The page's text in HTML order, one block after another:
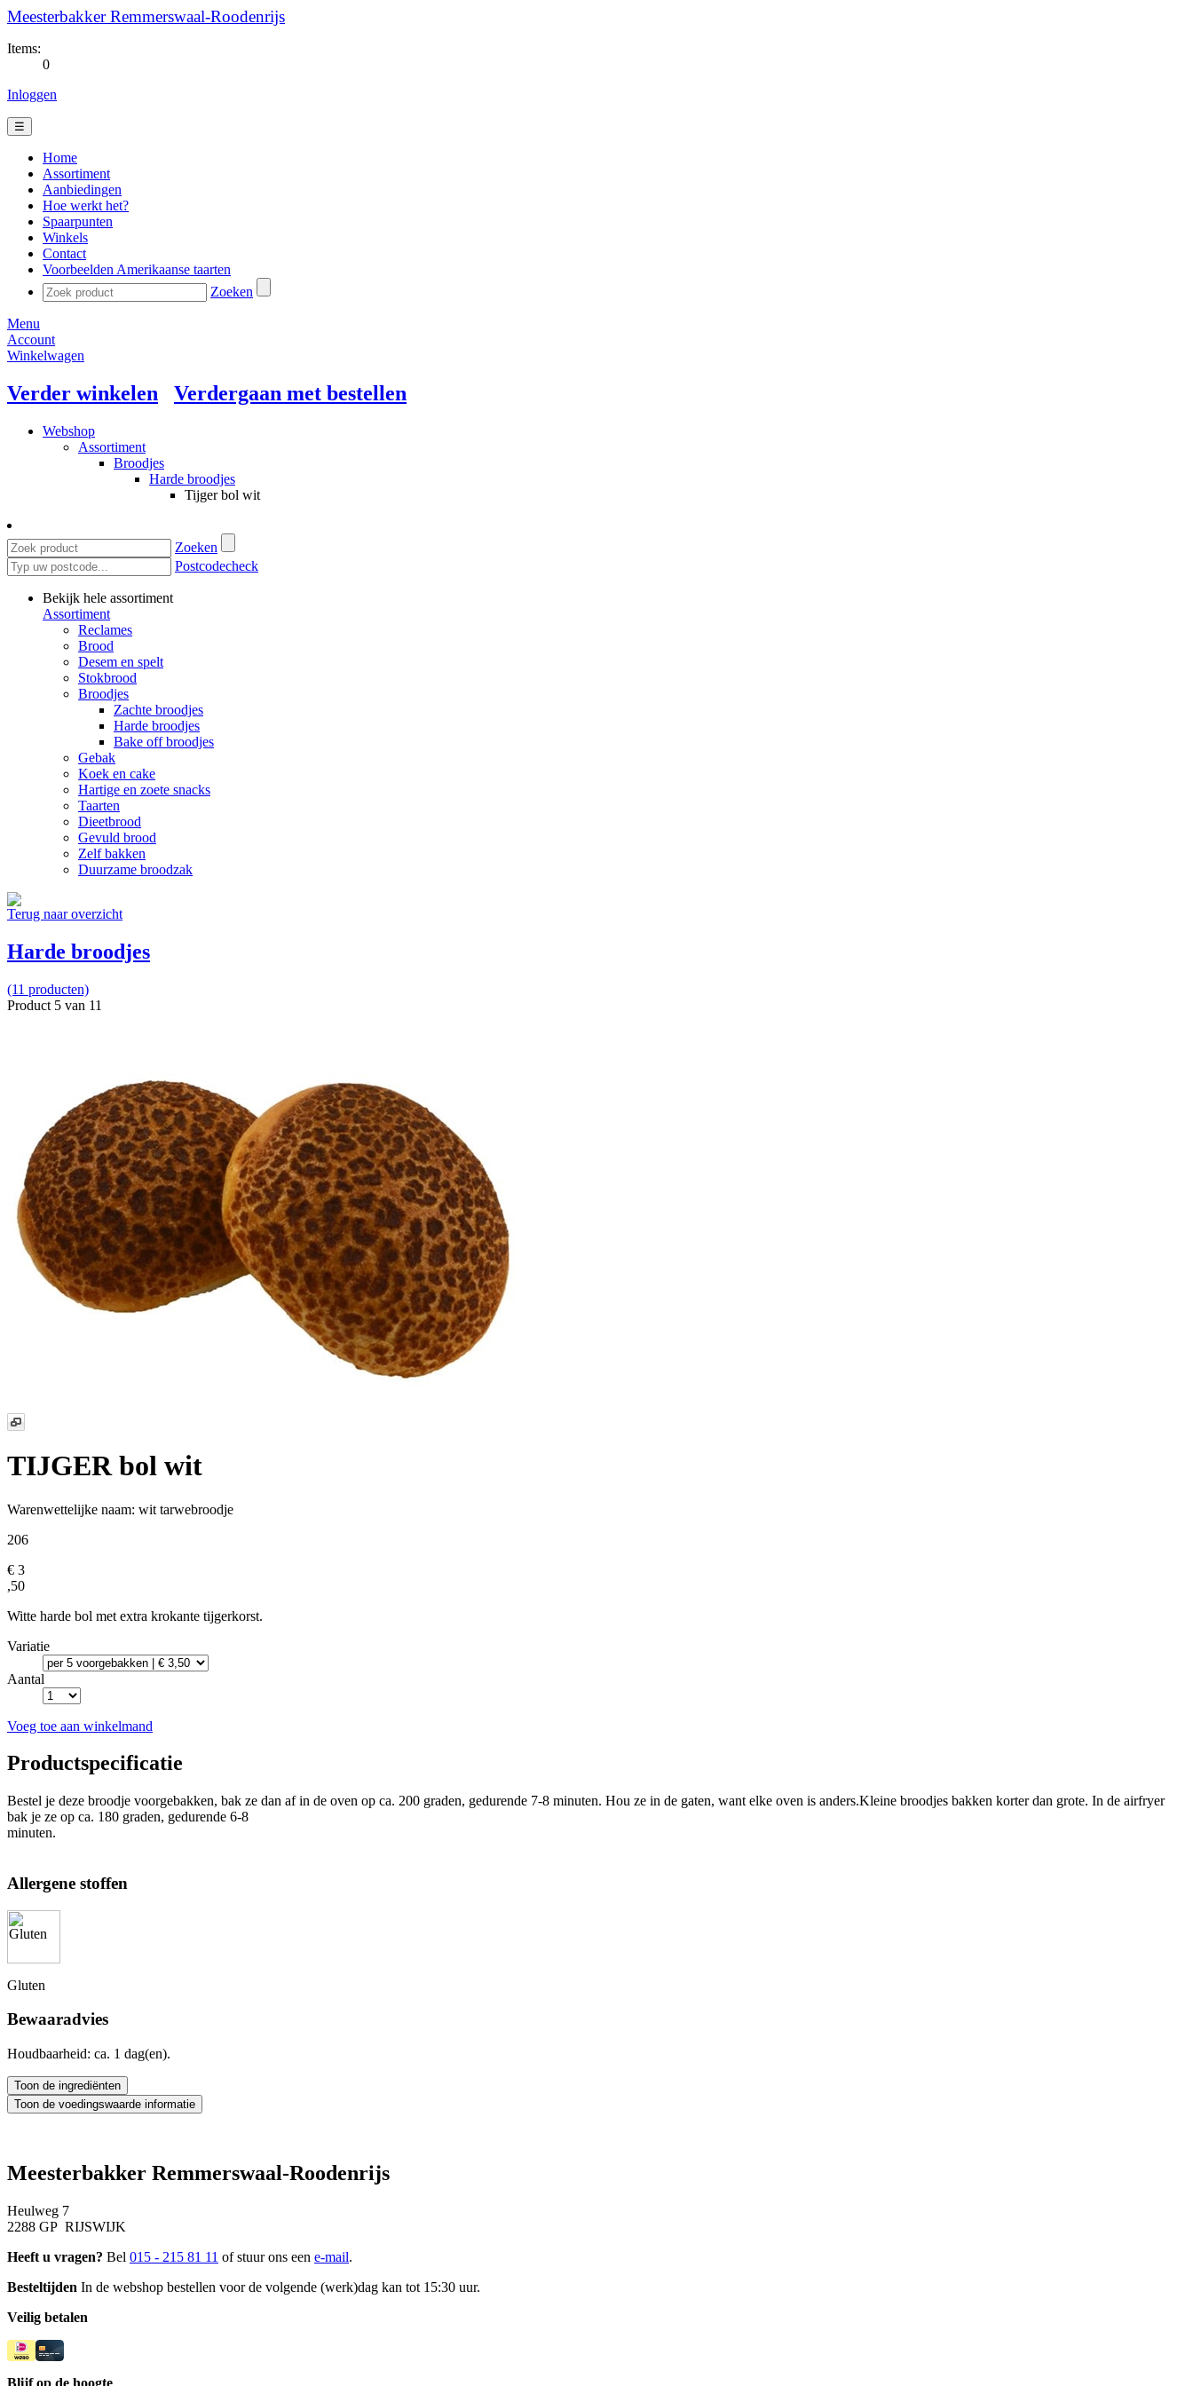
Meesterbakker Remmerswaal-Roodenrijs
Items:
0
Inloggen
☰
Home
Assortiment
Aanbiedingen
Hoe werkt het?
Spaarpunten
Winkels
Contact
Voorbeelden Amerikaanse taarten
Zoeken
Menu
Account
Winkelwagen
Verder winkelen Verdergaan met bestellen
Webshop
Assortiment
Broodjes
Harde broodjes
Tijger bol wit
Zoeken
Postcodecheck
Bekijk hele assortiment
Assortiment
Reclames
Brood
Desem en spelt
Stokbrood
Broodjes
Zachte broodjes
Harde broodjes
Bake off broodjes
Gebak
Koek en cake
Hartige en zoete snacks
Taarten
Dieetbrood
Gevuld brood
Zelf bakken
Duurzame broodzak
Terug naar overzicht
Harde broodjes
(11 producten)
Product 5 van 11
TIJGER bol wit
Warenwettelijke naam: wit tarwebroodje
206
€ 3
,50
Witte harde bol met extra krokante tijgerkorst.
Variatie
Aantal
Voeg toe aan winkelmand
Productspecificatie
Bestel je deze broodje voorgebakken, bak ze dan af in de oven op ca. 200 graden, gedurende 7-8 minuten. Hou ze in de gaten, want elke oven is anders.Kleine broodjes bakken korter dan grote. In de airfryer
bak je ze op ca. 180 graden, gedurende 6-8
minuten.
Allergene stoffen
Gluten
Bewaaradvies
Houdbaarheid: ca. 1 dag(en).
Meesterbakker Remmerswaal-Roodenrijs
Heulweg 7
2288 GP RIJSWIJK
Heeft u vragen? Bel 015 - 215 81 11 of stuur ons een e-mail.
Besteltijden In de webshop bestellen voor de volgende (werk)dag kan tot 15:30 uur.
Veilig betalen
Blijf op de hoogte